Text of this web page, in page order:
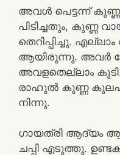
അവൾ പെട്ടന്ന്
പിടിച്ചതും, കുണ്ണ
തെറിപ്പിച്ചു.
ആയിരുന്നു. അവർ
അവളതെല്ലാം
രാഹുൽ കുണ്ണ
നിന്നു.
ഗായത്രി ആദ്യം
ചപ്പി എടുത്തു.